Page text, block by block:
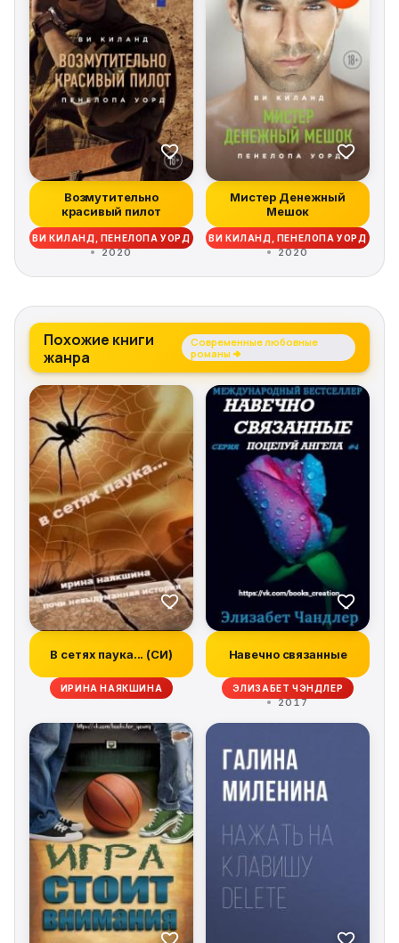
Возмутительно
красивый пилот
ВИ КИЛАНД, ПЕНЕЛОПА УОРД
2020
Мистер Денежный
Мешок
ВИ КИЛАНД, ПЕНЕЛОПА УОРД
2020
Похожие книги
жанра
Современные любовные
романы →
В сетях паука... (СИ)
ИРИНА НАЯКШИНА
Навечно связанные
ЭЛИЗАБЕТ ЧЭНДЛЕР
2017